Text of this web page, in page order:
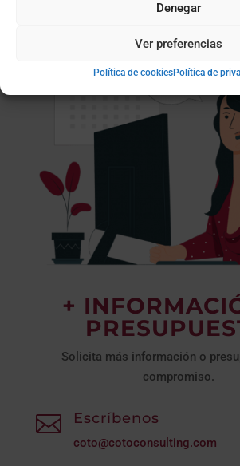
Denegar
Ver preferencias
Política de cookiesPolítica de
+
Solicita más información o
compromiso.
 Escríbenos
coto@cotoconsulting.com